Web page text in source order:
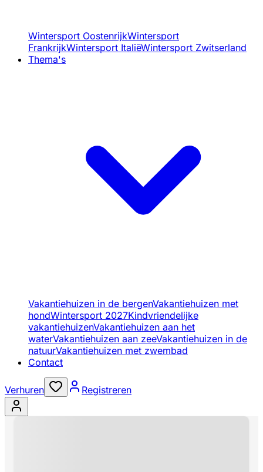
Wintersport OostenrijkWintersport
FrankrijkWintersport ItaliëWintersport Zwitserland
Thema's
Vakantiehuizen in de bergenVakantiehuizen met
hondWintersport 2027Kindvriendelijke
vakantiehuizenVakantiehuizen aan het
waterVakantiehuizen aan zeeVakantiehuizen in de
natuurVakantiehuizen met zwembad
Contact
Verhuren Registreren